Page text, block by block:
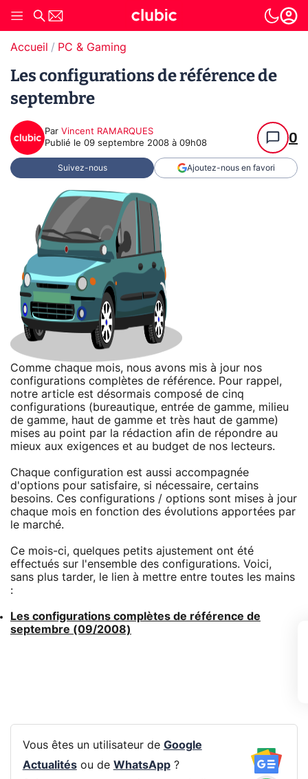
Accueil PC & Gaming
Les configurations de référence de
septembre
Par Vincent RAMARQUES
Publié le 09 septembre 2008 à 09h08 0
Suivez-nous Ajoutez-nous en favori
Comme chaque mois, nous avons mis à jour nos
configurations complètes de référence. Pour rappel,
notre article est désormais composé de cinq
configurations (bureautique, entrée de gamme, milieu
de gamme, haut de gamme et très haut de gamme)
mises au point par la rédaction afin de répondre au
mieux aux exigences et au budget de nos lecteurs.
Chaque configuration est aussi accompagnée
d'options pour satisfaire, si nécessaire, certains
besoins. Ces configurations / options sont mises à jour
chaque mois en fonction des évolutions apportées par
le marché.
Ce mois-ci, quelques petits ajustement ont été
effectués sur l'ensemble des configurations. Voici,
sans plus tarder, le lien à mettre entre toutes les mains
:
Les configurations complètes de référence de
septembre (09/2008)
Vous êtes un utilisateur de Google
Actualitésou de WhatsApp?